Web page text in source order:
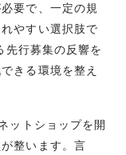
要で、一定の規
やすい選択肢で
先行募集の反響を
きる環境を整え
ットショップを開
整います。言